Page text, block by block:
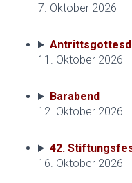
7. Oktober 2026
11. Oktober 2026
Barabend
12. Oktober 2026
42.
16. Oktober 2026